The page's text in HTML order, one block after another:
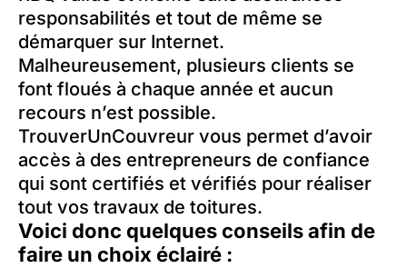
responsabilités et tout de même se
démarquer sur Internet.
Malheureusement, plusieurs clients se
font floués à chaque année et aucun
recours n’est possible.
TrouverUnCouvreur vous permet d’avoir
accès à des entrepreneurs de confiance
qui sont certifiés et vérifiés pour réaliser
tout vos travaux de toitures.
Voici donc quelques conseils afin de
faire un choix éclairé :